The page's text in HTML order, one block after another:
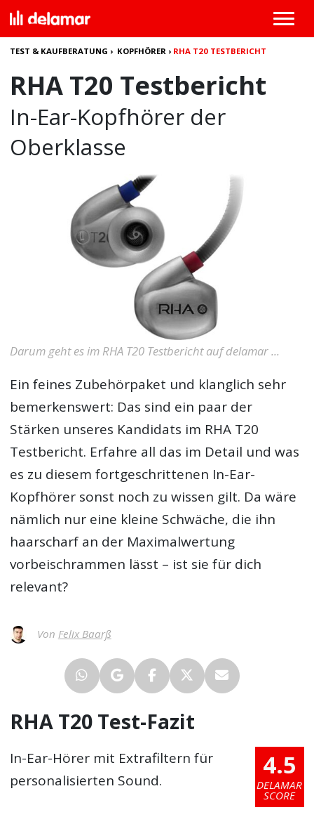
TEST & KAUFBERATUNG › KOPFHÖRER › RHA T20 TESTBERICHT
RHA T20 Testbericht
In-Ear-Kopfhörer der
Oberklasse
Darum geht es im RHA T20 Testbericht auf delamar ...
Ein feines Zubehörpaket und klanglich sehr
bemerkenswert: Das sind ein paar der
Stärken unseres Kandidats im RHA T20
Testbericht. Erfahre all das im Detail und was
es zu diesem fortgeschrittenen In-Ear-
Kopfhörer sonst noch zu wissen gilt. Da wäre
nämlich nur eine kleine Schwäche, die ihn
haarscharf an der Maximalwertung
vorbeischrammen lässt – ist sie für dich
relevant?
Von Felix Baarß
RHA T20 Test-Fazit
4.5
DELAMAR
SCORE
In-Ear-Hörer mit Extrafiltern für
personalisierten Sound.